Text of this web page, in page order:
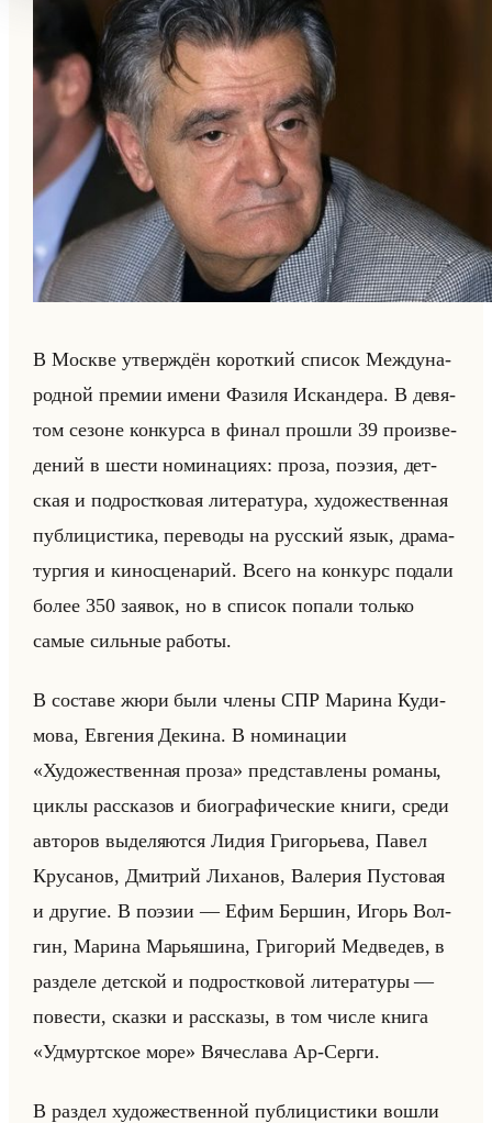
В Москве утвер­ждён ко­рот­кий спи­сок Меж­ду­на­
род­ной пре­мии имени Фа­зи­ля Ис­кан­де­ра. В де­вя­
том се­зоне кон­кур­са в финал про­шли 39 про­из­ве­
де­ний в шести но­ми­на­ци­ях: проза, по­эзия, дет­
ская и под­рост­ко­вая ли­те­ра­ту­ра, ху­до­же­ствен­ная
пуб­ли­ци­сти­ка, пе­ре­во­ды на рус­ский язык, дра­ма­
тур­гия и ки­но­сце­на­рий. Всего на кон­курс по­да­ли
более 350 за­явок, но в спи­сок по­па­ли только
самые сильные ра­бо­ты.
В со­ста­ве жюри были члены СПР Ма­ри­на Ку­ди­
мо­ва, Ев­ге­ния Де­ки­на. В но­ми­на­ции
«Художественная проза» пред­став­ле­ны ро­ма­ны,
циклы рас­ска­зов и био­гра­фи­че­ские книги, среди
ав­то­ров вы­де­ля­ют­ся Лидия Гри­го­рье­ва, Павел
Кру­са­нов, Дмит­рий Ли­ха­нов, Ва­ле­рия Пу­сто­вая
и дру­гие. В по­эзии — Ефим Бер­шин, Игорь Вол­
гин, Ма­ри­на Ма­рья­ши­на, Гри­го­рий Мед­ве­дев, в
раз­де­ле дет­ской и под­рост­ко­вой ли­те­ра­ту­ры —
по­ве­сти, сказ­ки и рас­ска­зы, в том числе книга
«Удмуртское море» Вя­че­сла­ва Ар-Серги.
В раз­дел ху­до­же­ствен­ной пуб­ли­ци­сти­ки вошли